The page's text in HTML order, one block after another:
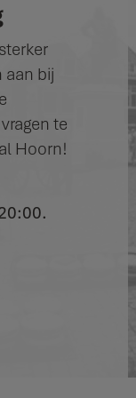
aan bij
te
Hoorn!